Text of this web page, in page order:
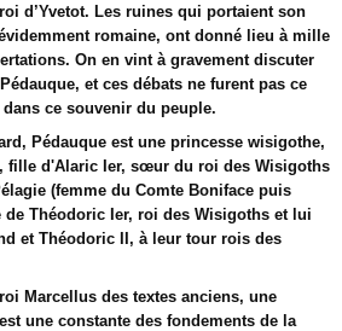
d’Yvetot. Les ruines qui portaient son
romaine, ont donné lieu à mille
On en vint à gravement discuter
et ces débats ne furent pas ce
ce souvenir du peuple.
Pédauque est une princesse wisigothe,
fille d'Alaric Ier, sœur du roi des Wisigoths
(femme du Comte Boniface puis
Théodoric Ier, roi des Wisigoths et lui
et Théodoric II, à leur tour rois des
Marcellus des textes anciens, une
une constante des fondements de la